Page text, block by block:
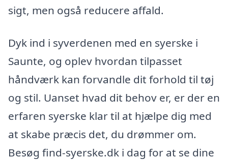
sigt, men også reducere affald.
Dyk ind i syverdenen med en syerske i
Saunte, og oplev hvordan tilpasset
håndværk kan forvandle dit forhold til tøj
og stil. Uanset hvad dit behov er, er der en
erfaren syerske klar til at hjælpe dig med
at skabe præcis det, du drømmer om.
Besøg find-syerske.dk i dag for at se dine